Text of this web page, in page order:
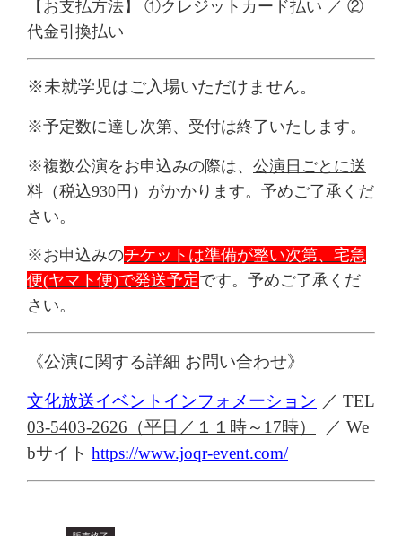
【お支払方法】 ①クレジットカード払い ／ ②
代金引換払い
※未就学児はご入場いただけません。
※予定数に達し次第、受付は終了いたします。
※複数公演をお申込みの際は、 公演日ごとに送
料（税込930円）がかかります。 予めご了承くだ
さい。
※お申込みのチケットは準備が整い次第、宅急
便(ヤマト便)で発送予定です。予めご了承くだ
さい。
《公演に関する詳細 お問い合わせ》
文化放送イベントインフォメーション ／ TEL
03-5403-2626（平日／１１時～17時）
／ We
bサイト https://www.joqr-event.com/